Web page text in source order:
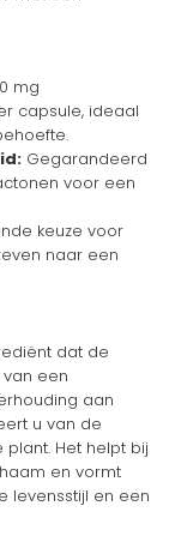
mg
capsule, ideaal
Gegarandeerd
voor een
keuze voor
naar een
dat de
een
aan
u van de
Het helpt bij
en vormt
levensstijl en een